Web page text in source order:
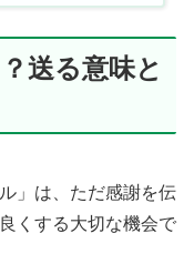
送る意味と
」は、ただ感謝を伝
くする大切な機会で